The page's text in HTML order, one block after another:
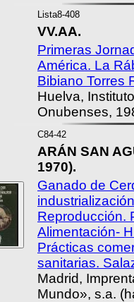
Lista8-408
VV.AA.
Primeras
América. La
Bibiano Torres
Huelva,
Onubenses,
C84-42
ARÁN SAN
1970).
Ganado de
Reproducción.
Alimentación-
Prácticas
sanitarias.
Madrid,
Mundo», s.a.